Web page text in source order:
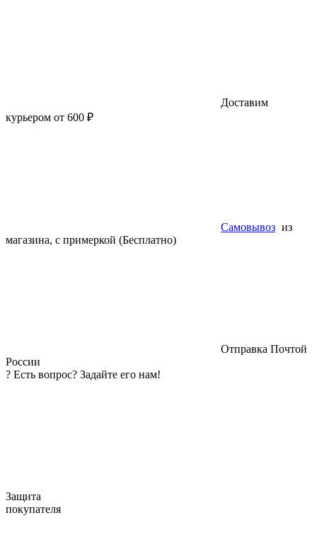
Доставим
курьером от 600 ₽
Самовывоз из
магазина, с примеркой (Бесплатно)
Отправка Почтой
России
? Есть вопрос? Задайте его нам!
Защита
покупателя